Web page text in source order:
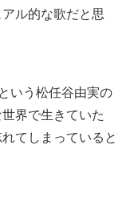
ル的な歌だと思
いう松任谷由実の
界で生きていた
てしまっていると